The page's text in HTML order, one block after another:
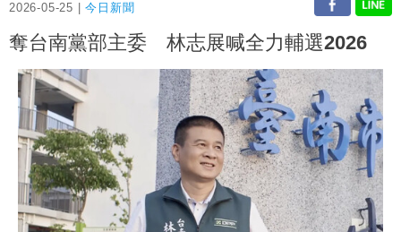
2026-05-25 |今日新聞
奪台南黨部主委 林志展喊全力輔選2026